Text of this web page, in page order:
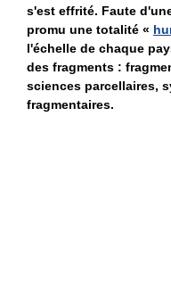
s'est effrité. Faute
promu une totalité «
l'échelle de chaque
des fragments :
sciences parcellaires,
fragmentaires.